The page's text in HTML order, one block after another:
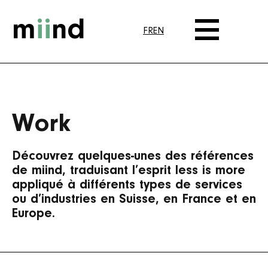
miind FREN
Work
Découvrez quelques-unes des références
de miind, traduisant l’esprit less is more
appliqué à différents types de services
ou d’industries en Suisse, en France et en
Europe.